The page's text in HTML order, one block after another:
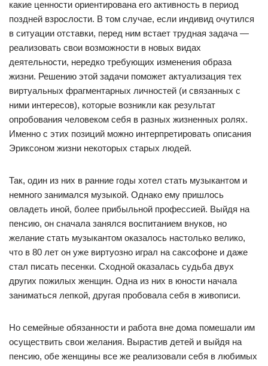
какие ценности ориентирована его активность в период
поздней взрослости. В том случае, если индивид очутился
в ситуации отставки, перед ним встает трудная задача —
реализовать свои возможности в новых видах
деятельности, нередко требующих изменения образа
жизни. Решению этой задачи поможет актуализация тех
виртуальных фрагментарных личностей (и связанных с
ними интересов), которые возникли как результат
опробования человеком себя в разных жизненных ролях.
Именно с этих позиций можно интерпретировать описания
Эриксоном жизни некоторых старых людей.
Так, один из них в ранние годы хотел стать музыкантом и
немного занимался музыкой. Однако ему пришлось
овладеть иной, более прибыльной профессией. Выйдя на
пенсию, он сначала занялся воспитанием внуков, но
желание стать музыкантом оказалось настолько велико,
что в 80 лет он уже виртуозно играл на саксофоне и даже
стал писать песенки. Сходной оказалась судьба двух
других пожилых женщин. Одна из них в юности начала
заниматься лепкой, другая пробовала себя в живописи.
Но семейные обязанности и работа вне дома помешали им
осуществить свои желания. Вырастив детей и выйдя на
пенсию, обе женщины все же реализовали себя в любимых